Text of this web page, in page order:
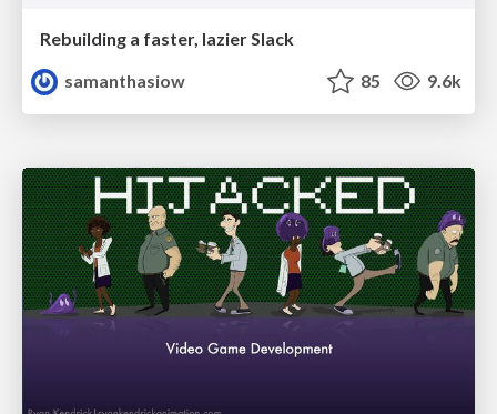
Rebuilding a faster, lazier Slack
samanthasiow
85 9.6k